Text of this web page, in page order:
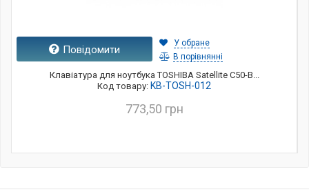
Повідомити
У обране
В порівнянні
Клавіатура для ноутбука TOSHIBA Satellite C50-B...
Код товару: KB-TOSH-012
773,50 грн